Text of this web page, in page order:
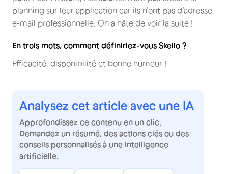
planning sur leur application car ils n’ont pas d’adresse
e-mail professionnelle. On a hâte de voir la suite !
En trois mots, comment définiriez-vous Skello ?
Efficacité, disponibilité et bonne humeur !
Analysez cet article avec une IA
Approfondissez ce contenu en un clic.
Demandez un résumé, des actions clés ou des
conseils personnalisés à une intelligence
artificielle.